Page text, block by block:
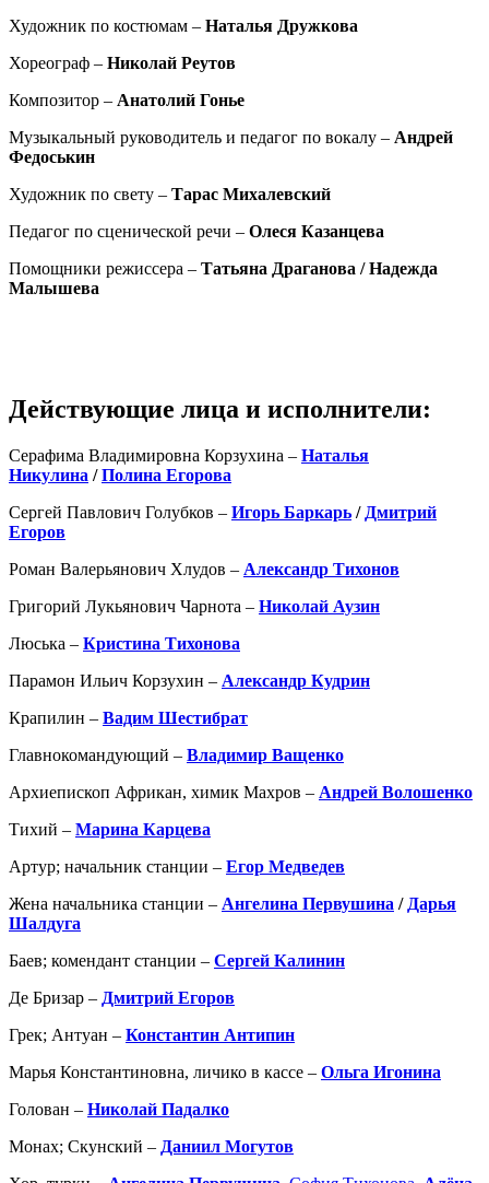
Художник по костюмам – Наталья Дружкова
Хореограф – Николай Реутов
Композитор – Анатолий Гонье
Музыкальный руководитель и педагог по вокалу – Андрей
Федоськин
Художник по свету – Тарас Михалевский
Педагог по сценической речи – Олеся Казанцева
Помощники режиссера – Татьяна Драганова / Надежда
Малышева
Действующие лица и исполнители:
Серафима Владимировна Корзухина – Наталья
Никулина /Полина Егорова
Сергей Павлович Голубков – Игорь Баркарь / Дмитрий
Егоров
Роман Валерьянович Хлудов – Александр Тихонов
Григорий Лукьянович Чарнота – Николай Аузин
Люська – Кристина Тихонова
Парамон Ильич Корзухин – Александр Кудрин
Крапилин – Вадим Шестибрат
Главнокомандующий – Владимир Ващенко
Архиепископ Африкан, химик Махров – Андрей Волошенко
Тихий – Марина Карцева
Артур; начальник станции – Егор Медведев
Жена начальника станции – Ангелина Первушина / Дарья
Шалдуга
Баев; комендант станции – Сергей Калинин
Де Бризар – Дмитрий Егоров
Грек; Антуан – Константин Антипин
Марья Константиновна, личико в кассе – Ольга Игонина
Голован – Николай Падалко
Монах; Скунский – Даниил Могутов